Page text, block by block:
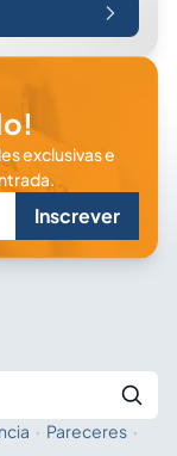
exclusivas e
Inscrever
· Pareceres ·